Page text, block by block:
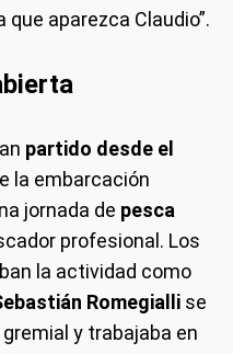
aparezca Claudio”.
partido desde el
la embarcación
jornada de pesca
profesional. Los
la actividad como
Romegialli se
y trabajaba en